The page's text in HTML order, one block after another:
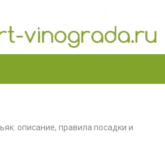
описание, правила посадки и